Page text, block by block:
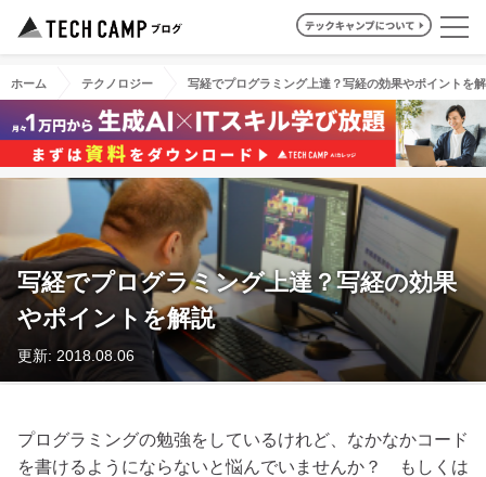
ホーム テクノロジー 写経でプログラミング上達？写経の効果やポイントを
写経でプログラミング上達？写経の効果
やポイントを解説
更新: 2018.08.06
プログラミングの勉強をしているけれど、なかなかコード
を書けるようにならないと悩んでいませんか？ もしくは